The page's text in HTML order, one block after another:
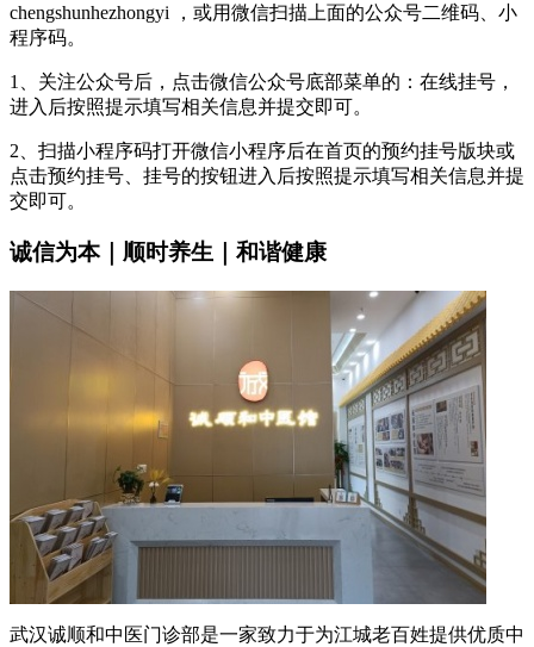
chengshunhezhongyi ，或用微信扫描上面的公众号二维码、小
程序码。
1、关注公众号后，点击微信公众号底部菜单的：在线挂号，
进入后按照提示填写相关信息并提交即可。
2、扫描小程序码打开微信小程序后在首页的预约挂号版块或
点击预约挂号、挂号的按钮进入后按照提示填写相关信息并提
交即可。
诚信为本｜顺时养生｜和谐健康
武汉诚顺和中医门诊部是一家致力于为江城老百姓提供优质中